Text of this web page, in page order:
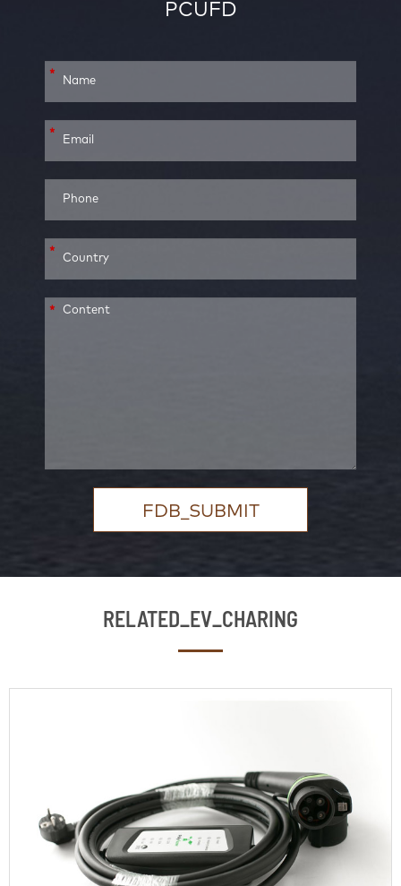
PCUFD
*
*
*
*
FDB_SUBMIT
RELATED_EV_CHARING